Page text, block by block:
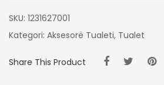
SKU: 1231627001
Kategori: Aksesorë Tualeti, Tualet
Share This Product